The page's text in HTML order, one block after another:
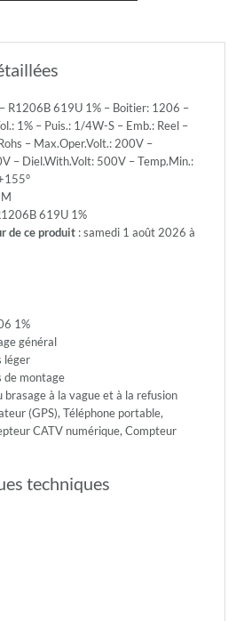
-
Cdt.:
5000
Rohs:
Rohs
-
Max.Oper.Volt.:
200V
-
Max.Over.Volt.:
400V
Temp.Min.:
-55°
-
Temp.Max.:
+155°
R1206B 619U 1% – Boitier: 1206 –
1% – Puis.: 1/4W-S – Emb.: Reel –
– Max.Oper.Volt.: 200V –
– Diel.With.Volt: 500V – Temp.Min.:
619U 1%
de ce produit: samedi 1 août 2026 à
1%
général
léger
de montage
brasage à la vague et à la refusion
(GPS), Téléphone portable,
CATV numérique, Compteur
techniques